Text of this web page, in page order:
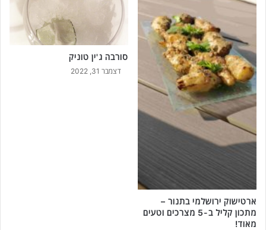
ארטישוק ירושלמי בתנור –
מתכון קליל ב-5 מצרכים וטעים
מאוד!
סורבה ג'ין טוניק
דצמבר 31, 2022